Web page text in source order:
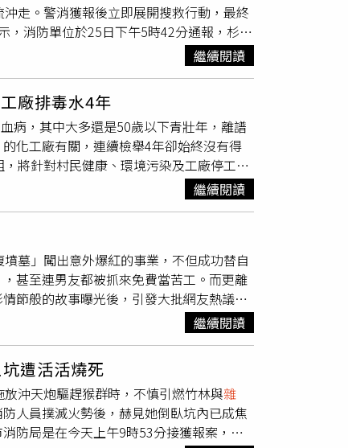
洞，誓言將災害風險降到最低，給縣民一
證將陳男依恐嚇取財未遂、強制罪提起公
以恐嚇及強制行為，造成對方身心受創，
因此依恐嚇取財未遂罪判處4個月徒刑、
，期間須接受2場法治教育及付保護管束。
走。警消獲報後立即展開搜救行動，最終
，消防單位於25日下午5時42分通報，杉林
情況，並配合消防人員展開救援作業。經
堵塞，黃婦遂進行清理作業。不
她落水後迅速遭洪水沖離現場。黃姓婦人
出動救護車、搜救人員、義勇消防人員及
搜救工作，希望盡快尋獲落水婦人。搜救
人員將其救起後確認已無生命跡象。後續
西南風影響，各地降雨明顯，相關單位也
工作時更應注意周遭環境與水勢變化，以
繼續閱讀
廠排毒水4年
病，其中大多還是50歲以下青壯年，離譜
化工廠有關，連續檢舉4年卻始終沒有得
將針對村民健康、環境污染及工廠停工等
與池塘。根據《大象新聞》與《浙江在
人，但村民統計發現，多年來已有62人
仍在接受治療，而且多數患者為50歲以
生活，也讓不少人懷疑疾病恐與環境污染
療4年後病逝，2017年26歲的媳婦又確診
罹患血液疾病。深入統計後更發現，村內
昌盛泡花鹼廠」。資料顯示，昌盛泡花鹼
水玻璃」的化工材料，可作為建材黏著劑
環評與排污許可等完整環保手續，甚至位於
村民指出，工廠排污溝長期流出深褐色液
不僅雜草枯死，農作物也出現異常，甚至
歲村民李香桂，如今已罹患食道癌。她表
滿厚厚灰塵。後來改種玉米後，還發現距
月，村民首次向環保單位檢舉工廠偷排污
繼續閱讀
墓」闖出意外爆紅的事業，不但成功替自
甚至連男友都被抓來免費當苦工。而更離
節般的故事曝光後，引發大批網友熱議。
歲少女蘇蘭德里科策爾（Sulandri Kotzé
學費與生活開銷煩惱，因此2年前開始認真
然冒出一個超大膽念頭：「不如我來幫人
沒想到短短1個月就迅速接到大量訂單。
則依據墓地大小、損壞程度，以及是否需
其他城市或國外，無法親自返鄉祭拜，因
繼續閱讀
遭活活燒死
沖天炮驅趕猴群時，不慎引燃竹林與雜
人員撲滅火勢後，赫見她倒臥坑內已成焦
防局是在今天上午9時53分接獲報案，指